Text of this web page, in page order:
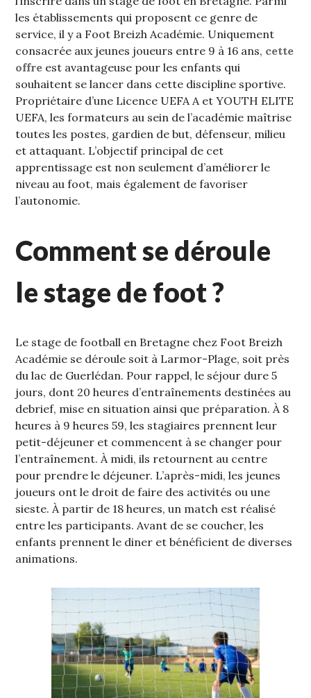
les établissements qui proposent ce genre de
service, il y a Foot Breizh Académie. Uniquement
consacrée aux jeunes joueurs entre 9 à 16 ans, cette
offre est avantageuse pour les enfants qui
souhaitent se lancer dans cette discipline sportive.
Propriétaire d’une Licence UEFA A et YOUTH ELITE
UEFA, les formateurs au sein de l’académie maîtrise
toutes les postes, gardien de but, défenseur, milieu
et attaquant. L’objectif principal de cet
apprentissage est non seulement d’améliorer le
niveau au foot, mais également de favoriser
l’autonomie.
Comment se déroule
le stage de foot ?
Le stage de football en Bretagne chez Foot Breizh
Académie se déroule soit à Larmor-Plage, soit près
du lac de Guerlédan. Pour rappel, le séjour dure 5
jours, dont 20 heures d’entraînements destinées au
debrief, mise en situation ainsi que préparation. À 8
heures à 9 heures 59, les stagiaires prennent leur
petit-déjeuner et commencent à se changer pour
l’entraînement. À midi, ils retournent au centre
pour prendre le déjeuner. L’après-midi, les jeunes
joueurs ont le droit de faire des activités ou une
sieste. À partir de 18 heures, un match est réalisé
entre les participants. Avant de se coucher, les
enfants prennent le diner et bénéficient de diverses
animations.